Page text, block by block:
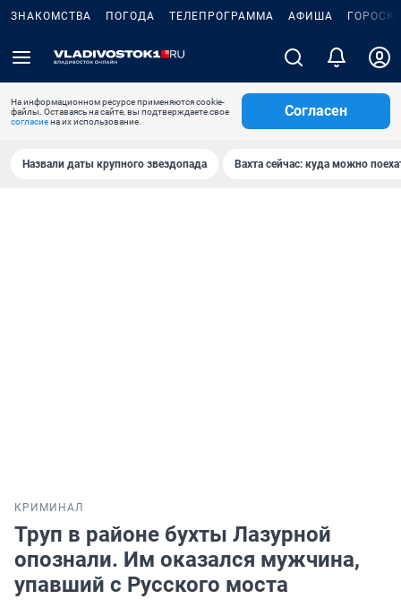
ЗНАКОМСТВА ПОГОДА ТЕЛЕПРОГРАММА АФИША
На информационном ресурсе применяются cookie-
файлы. Оставаясь на сайте, вы подтверждаете свое
согласиена их использование.
Согласен
Назвали даты крупного звездопада Вахта сейчас: куда можно
КРИМИНАЛ
Труп в районе бухты Лазурной
опознали. Им оказался мужчина,
упавший с Русского моста